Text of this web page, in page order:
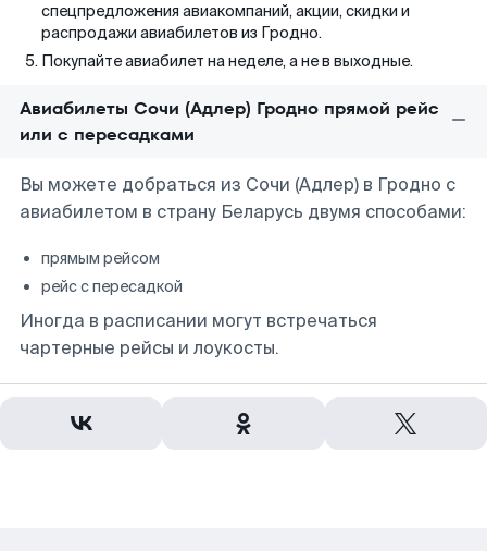
спецпредложения авиакомпаний, акции, скидки и
распродажи авиабилетов из Гродно.
Покупайте авиабилет на неделе, а не в выходные.
Авиабилеты Сочи (Адлер) Гродно прямой рейс
или с пересадками
Вы можете добраться из Сочи (Адлер) в Гродно с
авиабилетом в страну Беларусь двумя способами:
прямым рейсом
рейс с пересадкой
Иногда в расписании могут встречаться
чартерные рейсы и лоукосты.